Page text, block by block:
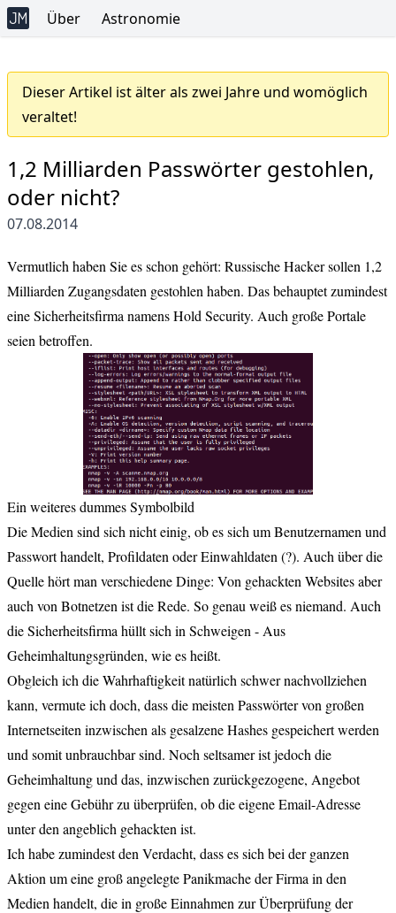
Über Astronomie
Dieser Artikel ist älter als zwei Jahre und womöglich
veraltet!
1,2 Milliarden Passwörter gestohlen,
oder nicht?
07.08.2014
Vermutlich haben Sieesschon gehört: Russische Hacker sollen 1,2
Milliarden Zugangsdaten gestohlen haben. Das behauptet zumindest
eine Sicherheitsfirma namens Hold Security. Auch große Portale
seien betroffen.
Ein weiteres dummes Symbolbild
Die Medien sind sich nicht einig, ob es sich um Benutzernamen und
Passwort handelt, Profildaten oder Einwahldaten (?). Auch über die
Quelle hört man verschiedene Dinge: Von gehackten Websites aber
auch von Botnetzen ist die Rede. So genau weiß es niemand. Auch
die Sicherheitsfirma hüllt sich in Schweigen - Aus
Geheimhaltungsgründen, wie es heißt.
Obgleich ich die Wahrhaftigkeit natürlich schwer nachvollziehen
kann, vermute ich doch, dass die meisten Passwörter von großen
Internetseiten inzwischen als gesalzene Hashes gespeichert werden
und somit unbrauchbar sind. Noch seltsamer ist jedoch die
Geheimhaltung und das, inzwischen zurückgezogene, Angebot
gegen eine Gebühr zu überprüfen, ob die eigene Email-Adresse
unter den angeblich gehackten ist.
Ich habe zumindest den Verdacht, dass es sich bei der ganzen
Aktion um eine groß angelegte Panikmache der Firma in den
Medien handelt, die in große Einnahmen zur Überprüfung der